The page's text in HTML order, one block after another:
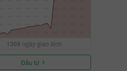
1368 ngày giao dịch
Đầu tư